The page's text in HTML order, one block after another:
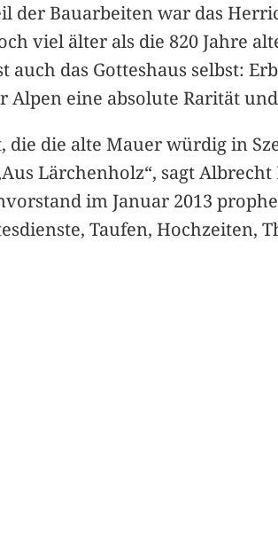
der Bauarbeiten war das
viel älter als die 820 Jahre
auch das Gotteshaus selbst:
Alpen eine absolute Rarität
die alte Mauer würdig in
Lärchenholz“, sagt
im Januar 2013
Taufen,